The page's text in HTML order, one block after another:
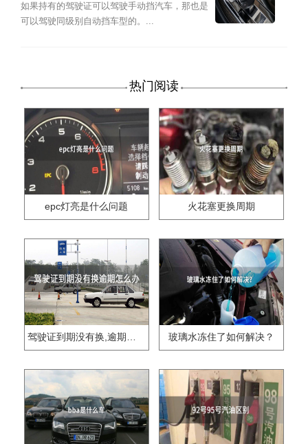
如果持有的驾驶证可以驾驶手动挡汽车，那也是
可以驾驶同级别自动挡车型的。...
热门阅读
epc灯亮是什么问题 火花塞更换周期
驾驶证到期没有换,逾期怎么办?? 玻璃水冻住了如何解决？